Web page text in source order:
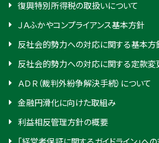
復興特別所得税の取扱いについて
ＪＡふかやコンプライアンス基本方針
反社会的勢力への対応に関する基本方
反社会的勢力への対応に関する定款変
ＡＤＲ（裁判外紛争解決手続）について
金融円滑化に向けた取組み
利益相反管理方針の概要